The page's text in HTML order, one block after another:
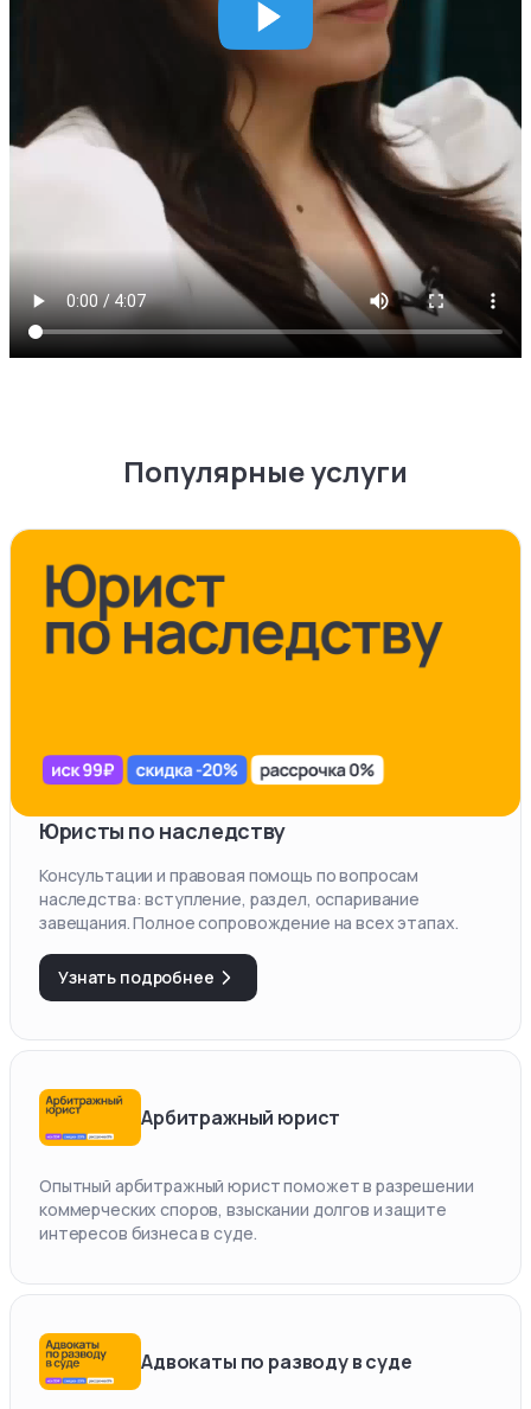
Популярные услуги
Юристы по наследству
Консультации и правовая помощь по вопросам
наследства: вступление, раздел, оспаривание
завещания. Полное сопровождение на всех этапах.
Узнать подробнее
Арбитражный юрист
Опытный арбитражный юрист поможет в разрешении
коммерческих споров, взыскании долгов и защите
интересов бизнеса в суде.
Адвокаты по разводу в суде